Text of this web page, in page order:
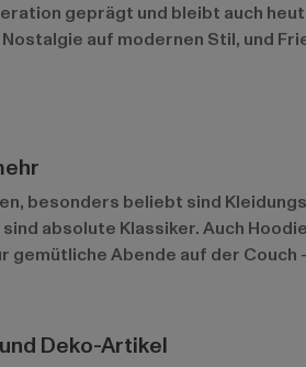
geprägt und bleibt auch
auf modernen Stil, und
besonders beliebt sind
sind absolute Klassiker. Auch
gemütliche Abende auf der
Deko-Artikel